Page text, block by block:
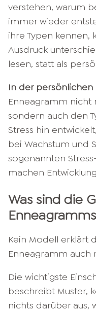
verstehen, warum
immer wieder
ihre Typen kennen,
Ausdruck
lesen, statt als
In der persönlichen
Enneagramm nicht
sondern auch den
Stress hin
bei Wachstum und
sogenannten
machen
Was sind die
Kein Modell erklärt
Enneagramm auch
Die wichtigste
beschreibt Muster,
nichts darüber aus,